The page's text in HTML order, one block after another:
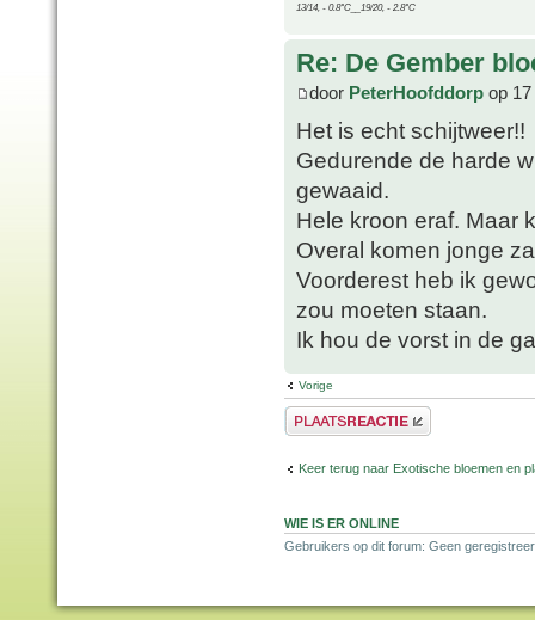
13/14, - 0.8°C__19/20, - 2.8°C
Re: De Gember
door PeterHoofddorp op
Het is echt schijtweer!!
Gedurende de harde
gewaaid.
Hele kroon eraf. Maar
Overal komen jonge
Voorderest heb ik
zou moeten staan.
Ik hou de vorst in de
Vorige
Plaats een reactie
Keer terug naar Exotische bloemen en
WIE IS ER ONLINE
Gebruikers op dit forum: Geen